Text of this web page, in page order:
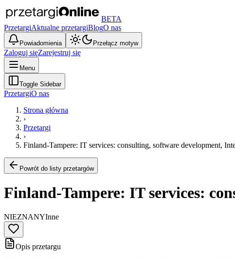
BETA
PrzetargiAktualne przetargiBlogO nas
Powiadomienia Przełącz motyw
Zaloguj sięZarejestruj się
Menu
Toggle Sidebar
PrzetargiO nas
Strona główna
›
Przetargi
›
Finland-Tampere: IT services: consulting, software development,
Powrót do listy przetargów
Finland-Tampere: IT services:
NIEZNANYInne
Opis przetargu